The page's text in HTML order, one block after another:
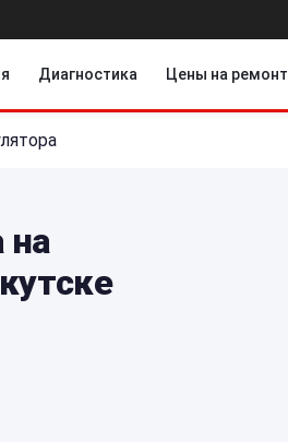
Диагностика Цены на ремонт
на